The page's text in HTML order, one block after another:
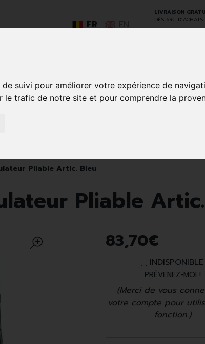
suivi pour améliorer votre expérience de
le trafic de notre site et pour comprendre la
LIVRAISON
DÈS 69€ D’ACHATS
FR
GO
Pliable Artic. Bleu
Pliable
83,70€
INDISPONIBLE
PRÉVENEZ-MOI !
(Merci de vous
votre compte pour
fonction.)